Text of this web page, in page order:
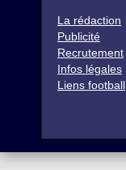
La rédaction
Publicité
Recrutement
Infos légales
Liens football